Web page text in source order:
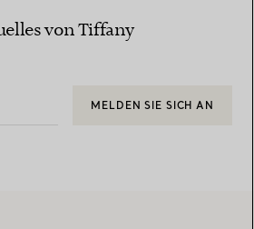
von Tiffany
MELDEN SIE SICH AN